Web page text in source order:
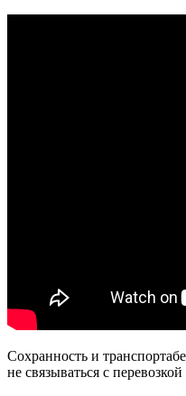
Сохранность и
не связываться с